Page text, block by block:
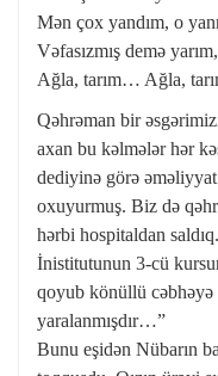
Mən çox yandım, o
Vəfasızmış demə yarım,
Ağla, tarım… Ağla,
Qəhrəman bir
axan bu kəlmələr hər
dediyinə görə
oxuyurmuş. Biz də
hərbi hospitaldan
İnistitutunun 3-cü
qoyub könüllü cəbhəyə
yaralanmışdır…”
Bunu eşidən Nübarın